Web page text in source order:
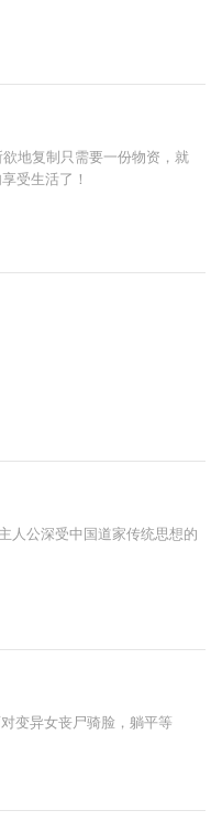
地复制只需要一份物资，就
受生活了！
人公深受中国道家传统思想的
变异女丧尸骑脸，躺平等